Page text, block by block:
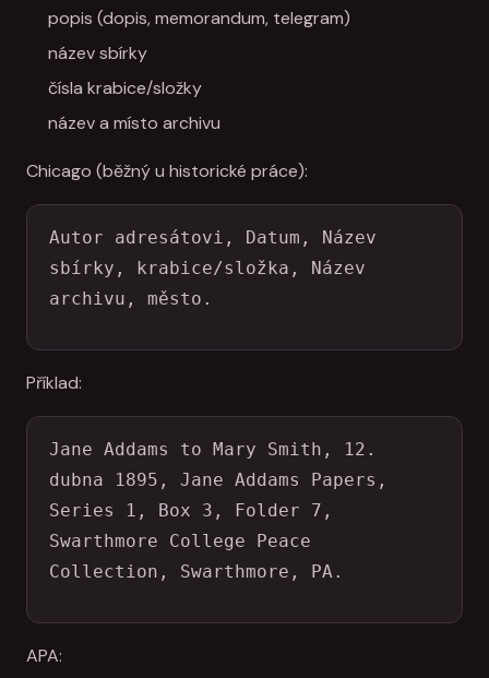
popis (dopis, memorandum, telegram)
název sbírky
čísla krabice/složky
název a místo archivu
Chicago (běžný u historické práce):
Autor adresátovi, Datum, Název
sbírky, krabice/složka, Název
archivu, město.
Příklad:
Jane Addams to Mary Smith, 12.
dubna 1895, Jane Addams Papers,
Series 1, Box 3, Folder 7,
Swarthmore College Peace
Collection, Swarthmore, PA.
APA: